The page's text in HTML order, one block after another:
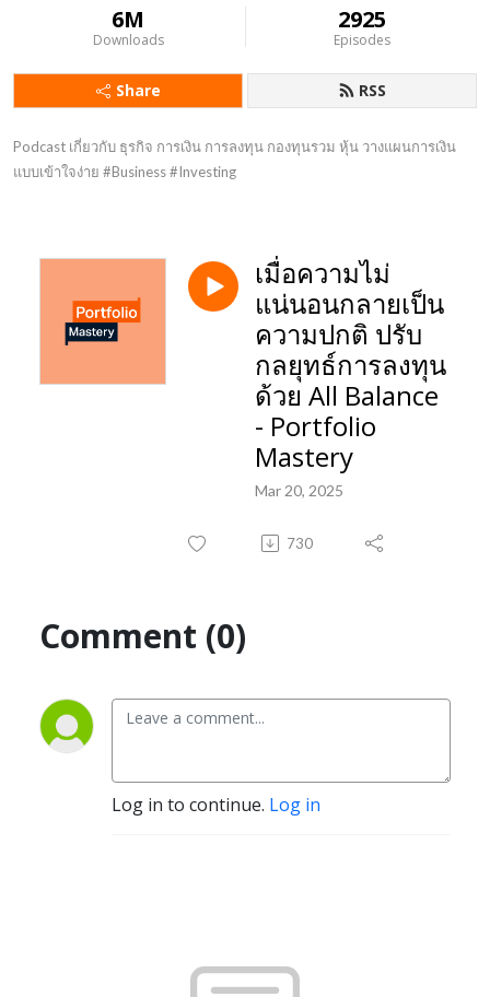
6M
Downloads
2925
Episodes
Share RSS
Podcast เกี่ยวกับ ธุรกิจ การเงิน การลงทุน กองทุนรวม หุ้น วางแผนการเงิน
แบบเข้าใจง่าย #Business #Investing
เมื่อความไม่
แน่นอนกลายเป็น
ความปกติ ปรับ
กลยุทธ์การลงทุน
ด้วย All Balance
- Portfolio
Mastery
Mar 20, 2025
730
Comment (0)
Log in to continue. Log in